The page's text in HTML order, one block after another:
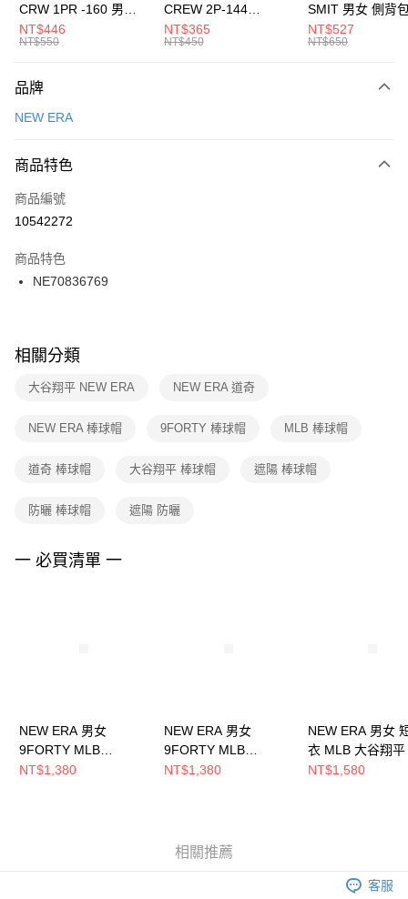
元大商業銀行
台灣樂天信用卡公司
全盈+PAY
AFTEE先享後付
【關於「AFTEE先享後付」】
便利好安心！
３．安心：先確認商品／服務後，再付款。
【「AFTEE先享後付」結帳流程】
１．於結帳方式選擇「AFTEE先享後付」後，將跳轉至「AFTEE先享後付」
２．訂單成立數日內，您將收到繳費通知簡訊。
３．收到繳費通知簡訊後14天內，點擊此簡訊中的連結，可透過四大超商／
ATM／網路銀行／等多元方式進行付款，方視為交易完成。
※ 交易是否成功請以「AFTEE先享後付 」之結帳頁面顯示為準，若有關於
是否繳費成功／繳費後需取消欲退款等相關疑問，請聯繫「AFTEE先享後付
客戶支援中心」https://netprotections.freshdesk.com/support/home
１．透過由恩沛科技股份有限公司提供之「AFTEE先享後付」服務完成之交
權轉讓予恩沛科技股份有限公司。
３．未成年的使用者請事先徵得法定代理人或監護人之同意方可使用
４．使用「AFTEE先享後付」時，將依據個別帳號之用戶狀況，依本公司即
運送方式
每筆NT$100，滿NT$1,500(含以上)免運費
宅配
每筆NT$100，滿NT$1,500(含以上)免運費
付款後門市自取
每筆NT$100，滿NT$1,500(含以上)免運費
CRW 1PR -160 男女
中統襪 FZ3393100
NT$446
NT$550
CREW 2P-144
EMBRDY 男女 短統襪
FZ3073133
NT$365
NT$450
SMIT 男女 側背
BA5871010
NT$527
NT$650
品牌
NEW ERA
商品特色
商品編號
10542272
商品特色
NE70836769
相關分類
大谷翔平 NEW ERA NEW ERA 道奇
NEW ERA 棒球帽 9FORTY 棒球帽 MLB 棒球帽
道奇 棒球帽 大谷翔平 棒球帽 遮陽 棒球帽
防曬 棒球帽 遮陽 防曬
一 必買清單 一
NEW ERA 男女
9FORTY MLB
PLAYER24 道奇大谷
NT$1,380
NEW ERA 男女
9FORTY MLB
PLAYER24 道奇
NT$1,380
NEW ERA 男女
衣 MLB 大谷翔
洛杉磯道奇
NT$1,580
相關推薦
客服